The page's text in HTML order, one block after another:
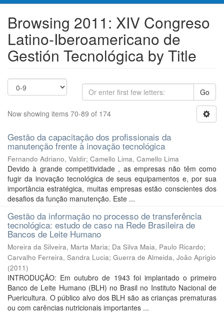
Browsing 2011: XIV Congreso
Latino-Iberoamericano de
Gestión Tecnológica by Title
Go
Now showing items 70-89 of 174
Gestão da capacitação dos profissionais da
manutenção frente à inovação tecnológica
Fernando Adriano, Valdir; Camello Lima, Camello Lima
Devido à grande competitividade , as empresas não têm como
fugir da inovação tecnológica de seus equipamentos e, por sua
importância estratégica, muitas empresas estão conscientes dos
desafios da função manutenção. Este ...
Gestão da informação no processo de transferência
tecnológica: estudo de caso na Rede Brasileira de
Bancos de Leite Humano
Moreira da Silveira, Marta Maria; Da Silva Maia, Paulo Ricardo;
Carvalho Ferreira, Sandra Lucia; Guerra de Almeida, João Aprigio
(2011)
INTRODUÇÃO: Em outubro de 1943 foi implantado o primeiro
Banco de Leite Humano (BLH) no Brasil no Instituto Nacional de
Puericultura. O público alvo dos BLH são as crianças prematuras
ou com carências nutricionais importantes ...